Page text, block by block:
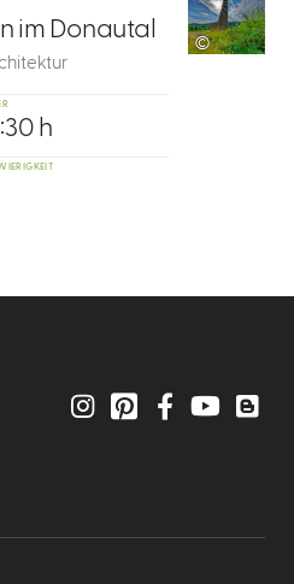
im Donautal
©
h
InstagramPinterestFacebookYouTube